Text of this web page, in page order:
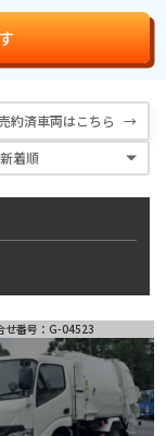
バン･
パッカー車
特殊車両
台の在庫から
件で絞り込む
約済車両はこちら
せ番号：G-04523